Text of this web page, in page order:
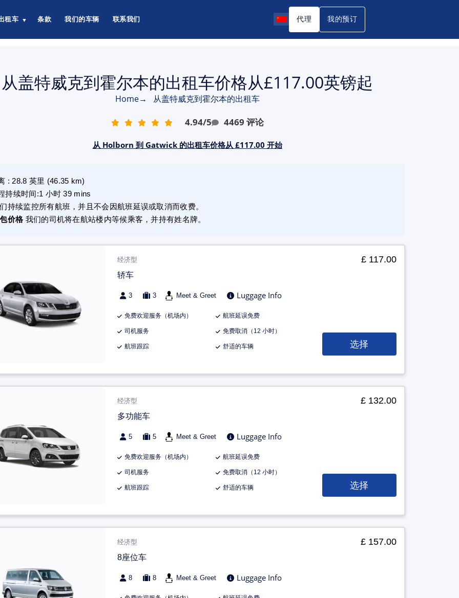
租车 ▼ 条款 我们的车辆 联系我们 代理 我的预订
从盖特威克到霍尔本的出租车价格从£117.00英镑起
Home→ 从盖特威克到霍尔本的出租车
4.94/5 4469 评论
从 Holborn 到 Gatwick 的出租车价格从 £117.00 开始
: 28.8 英里 (46.35 km)
持续时间:1 小时 39 mins
持续监控所有航班，并且不会因航班延误或取消而收费。
价格 我们的司机将在航站楼内等候乘客，并持有姓名牌。
经济型
轿车
3 3 Meet & Greet Luggage Info
免费欢迎服务（机场内） 航班延误免费
司机服务 免费取消（12 小时）
航班跟踪 舒适的车辆
£ 117.00
选择
经济型
多功能车
5 5 Meet & Greet Luggage Info
免费欢迎服务（机场内） 航班延误免费
司机服务 免费取消（12 小时）
航班跟踪 舒适的车辆
£ 132.00
选择
经济型
8座位车
8 8 Meet & Greet Luggage Info
£ 157.00